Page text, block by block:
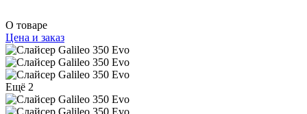
О товаре
Цена и заказ
Ещё 2